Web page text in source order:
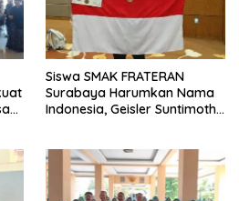
Siswa SMAK FRATERAN
Surabaya Harumkan Nama
Indonesia, Geisler Suntimothy